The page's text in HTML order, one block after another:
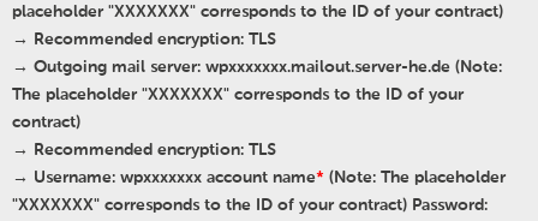
placeholder "XXXXXXX" corresponds to the ID of your contract)
→ Recommended encryption: TLS
→ Outgoing mail server: wpxxxxxxx.mailout.server-he.de (Note:
The placeholder "XXXXXXX" corresponds to the ID of your
contract)
→ Recommended encryption: TLS
→ Username: wpxxxxxxx account name* (Note: The placeholder
"XXXXXXX" corresponds to the ID of your contract) Password: